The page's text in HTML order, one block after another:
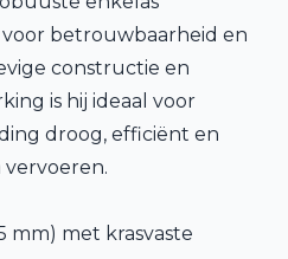
betrouwbaarheid en
constructie en
is hij ideaal voor
droog, efficiënt en
met krasvaste